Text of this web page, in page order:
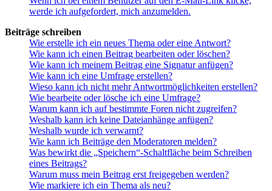
werde ich aufgefordert, mich anzumelden.
Beiträge schreiben
Wie erstelle ich ein neues Thema oder eine Antwort?
Wie kann ich einen Beitrag bearbeiten oder löschen?
Wie kann ich meinem Beitrag eine Signatur anfügen?
Wie kann ich eine Umfrage erstellen?
Wieso kann ich nicht mehr Antwortmöglichkeiten erstellen?
Wie bearbeite oder lösche ich eine Umfrage?
Warum kann ich auf bestimmte Foren nicht zugreifen?
Weshalb kann ich keine Dateianhänge anfügen?
Weshalb wurde ich verwarnt?
Wie kann ich Beiträge den Moderatoren melden?
Was bewirkt die „Speichern“-Schaltfläche beim Schreiben
eines Beitrags?
Warum muss mein Beitrag erst freigegeben werden?
Wie markiere ich ein Thema als neu?